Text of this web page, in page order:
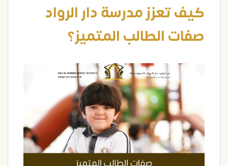
كيف تعزز مدرسة دار الرواد
صفات الطالب المتميز؟